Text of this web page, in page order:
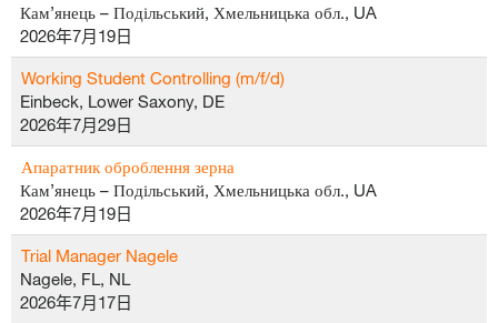
Кам’янець – Подільський, Хмельницька обл., UA
2026年7月19日
Working Student Controlling (m/f/d)
Einbeck, Lower Saxony, DE
2026年7月29日
Апаратник оброблення зерна
Кам’янець – Подільський, Хмельницька обл., UA
2026年7月19日
Trial Manager Nagele
Nagele, FL, NL
2026年7月17日